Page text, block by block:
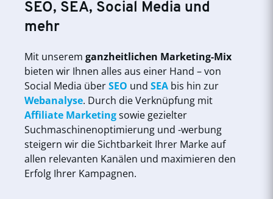
SEO, SEA, Social Media und
mehr
Mit unserem ganzheitlichen Marketing-Mix
bieten wir Ihnen alles aus einer Hand – von
Social Media überSEO und SEA bis hin zur
Webanalyse. Durch die Verknüpfung mit
Affiliate Marketingsowie gezielter
Suchmaschinenoptimierung und -werbung
steigern wir die Sichtbarkeit Ihrer Marke auf
allen relevanten Kanälen und maximieren den
Erfolg Ihrer Kampagnen.